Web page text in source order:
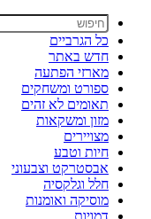
כל הגרביים
חדש באתר
מארזי הפתעה
ספורט ומשחקים
תאומים לא זהים
מזון ומשקאות
מצויירים
חיות וטבע
אבסטרקט וצבעוני
חלל וגלקסיה
מוסיקה ואומנות
דמויות